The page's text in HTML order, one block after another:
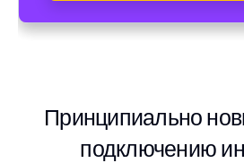
Принципиально
подключению